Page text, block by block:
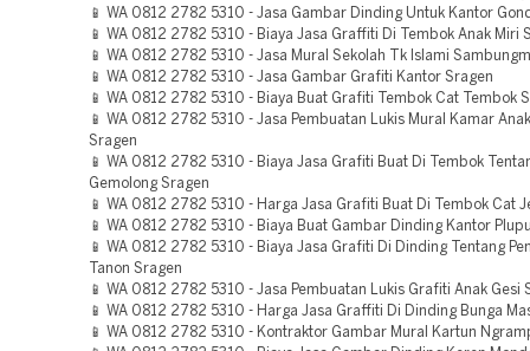
📱 WA 0812 2782 5310 - Jasa Gambar Dinding Untuk Kantor
📱 WA 0812 2782 5310 - Biaya Jasa Graffiti Di Tembok Anak Miri
📱 WA 0812 2782 5310 - Jasa Mural Sekolah Tk Islami
📱 WA 0812 2782 5310 - Jasa Gambar Grafiti Kantor Sragen
📱 WA 0812 2782 5310 - Biaya Buat Grafiti Tembok Cat Tembok
📱 WA 0812 2782 5310 - Jasa Pembuatan Lukis Mural Kamar
Sragen
📱 WA 0812 2782 5310 - Biaya Jasa Grafiti Buat Di Tembok
Gemolong Sragen
📱 WA 0812 2782 5310 - Harga Jasa Grafiti Buat Di Tembok Cat
📱 WA 0812 2782 5310 - Biaya Buat Gambar Dinding Kantor
📱 WA 0812 2782 5310 - Biaya Jasa Grafiti Di Dinding Tentang
Tanon Sragen
📱 WA 0812 2782 5310 - Jasa Pembuatan Lukis Grafiti Anak Gesi
📱 WA 0812 2782 5310 - Harga Jasa Graffiti Di Dinding Bunga
📱 WA 0812 2782 5310 - Kontraktor Gambar Mural Kartun